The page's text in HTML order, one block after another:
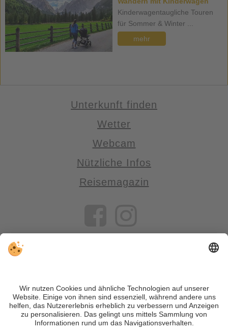
Kinderwagentaugliche Touren
für Sommer & Winter ...
mehr
Unterkunft finden
Wetter
Webcam
Nützliche Infos
Reisemagazin
VIVOSüdtirol ist das Reiseportal für alle, die Südtirol nicht nur
besuchen, sondern wirklich erleben wollen – inklusive Tipps,
tollen Unterkünften und Angeboten.